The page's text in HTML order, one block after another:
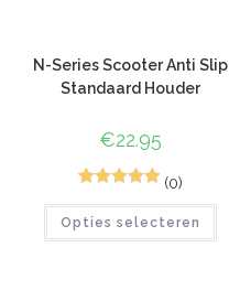
N-Series Scooter Anti Slip
Standaard Houder
€22.95
5.00 op 5
gebaseerd
(0)
Opties selecteren